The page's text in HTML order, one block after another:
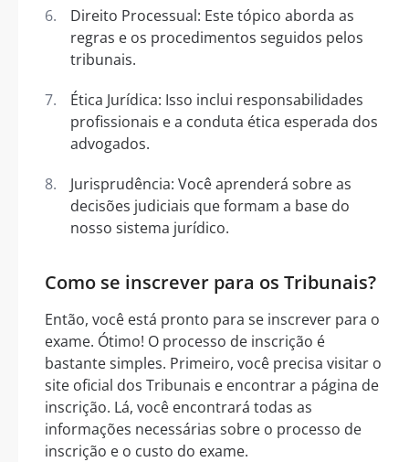
Direito Processual: Este tópico aborda as
regras e os procedimentos seguidos pelos
tribunais.
Ética Jurídica: Isso inclui responsabilidades
profissionais e a conduta ética esperada dos
advogados.
Jurisprudência: Você aprenderá sobre as
decisões judiciais que formam a base do
nosso sistema jurídico.
Como se inscrever para os Tribunais?
Então, você está pronto para se inscrever para o
exame. Ótimo! O processo de inscrição é
bastante simples. Primeiro, você precisa visitar o
site oficial dos Tribunais e encontrar a página de
inscrição. Lá, você encontrará todas as
informações necessárias sobre o processo de
inscrição e o custo do exame.